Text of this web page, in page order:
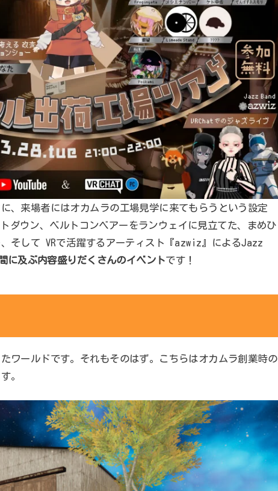
、来場者にはオカムラの工場見学に来てもらうという設定
ウン、ベルトコンベアーをランウェイに見立てた、まめひ
そして VRで活躍するアーティスト『azwiz』によるJazz
に及ぶ内容盛りだくさんのイベントです！
ワールドです。それもそのはず。こちらはオカムラ創業時の
。